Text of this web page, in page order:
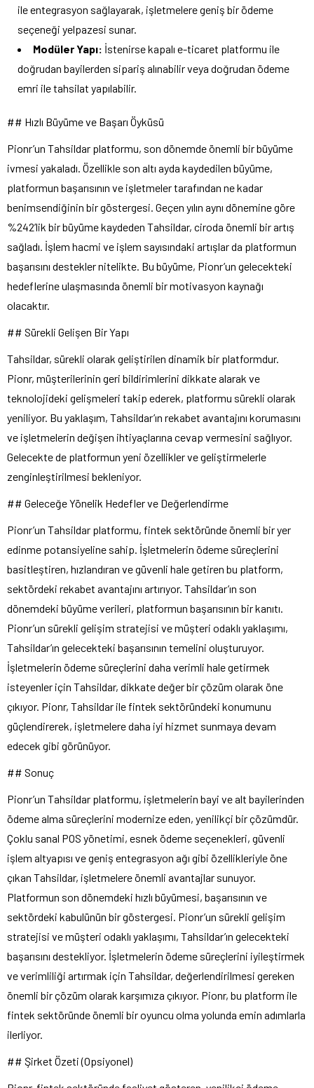
ile entegrasyon sağlayarak, işletmelere geniş bir ödeme
seçeneği yelpazesi sunar.
Modüler Yapı: İstenirse kapalı e-ticaret platformu ile
doğrudan bayilerden sipariş alınabilir veya doğrudan ödeme
emri ile tahsilat yapılabilir.
## Hızlı Büyüme ve Başarı Öyküsü
Pionr’un Tahsildar platformu, son dönemde önemli bir büyüme
ivmesi yakaladı. Özellikle son altı ayda kaydedilen büyüme,
platformun başarısının ve işletmeler tarafından ne kadar
benimsendiğinin bir göstergesi. Geçen yılın aynı dönemine göre
%242’lik bir büyüme kaydeden Tahsildar, ciroda önemli bir artış
sağladı. İşlem hacmi ve işlem sayısındaki artışlar da platformun
başarısını destekler nitelikte. Bu büyüme, Pionr’un gelecekteki
hedeflerine ulaşmasında önemli bir motivasyon kaynağı
olacaktır.
## Sürekli Gelişen Bir Yapı
Tahsildar, sürekli olarak geliştirilen dinamik bir platformdur.
Pionr, müşterilerinin geri bildirimlerini dikkate alarak ve
teknolojideki gelişmeleri takip ederek, platformu sürekli olarak
yeniliyor. Bu yaklaşım, Tahsildar’ın rekabet avantajını korumasını
ve işletmelerin değişen ihtiyaçlarına cevap vermesini sağlıyor.
Gelecekte de platformun yeni özellikler ve geliştirmelerle
zenginleştirilmesi bekleniyor.
## Geleceğe Yönelik Hedefler ve Değerlendirme
Pionr’un Tahsildar platformu, fintek sektöründe önemli bir yer
edinme potansiyeline sahip. İşletmelerin ödeme süreçlerini
basitleştiren, hızlandıran ve güvenli hale getiren bu platform,
sektördeki rekabet avantajını artırıyor. Tahsildar’ın son
dönemdeki büyüme verileri, platformun başarısının bir kanıtı.
Pionr’un sürekli gelişim stratejisi ve müşteri odaklı yaklaşımı,
Tahsildar’ın gelecekteki başarısının temelini oluşturuyor.
İşletmelerin ödeme süreçlerini daha verimli hale getirmek
isteyenler için Tahsildar, dikkate değer bir çözüm olarak öne
çıkıyor. Pionr, Tahsildar ile fintek sektöründeki konumunu
güçlendirerek, işletmelere daha iyi hizmet sunmaya devam
edecek gibi görünüyor.
## Sonuç
Pionr’un Tahsildar platformu, işletmelerin bayi ve alt bayilerinden
ödeme alma süreçlerini modernize eden, yenilikçi bir çözümdür.
Çoklu sanal POS yönetimi, esnek ödeme seçenekleri, güvenli
işlem altyapısı ve geniş entegrasyon ağı gibi özellikleriyle öne
çıkan Tahsildar, işletmelere önemli avantajlar sunuyor.
Platformun son dönemdeki hızlı büyümesi, başarısının ve
sektördeki kabulünün bir göstergesi. Pionr’un sürekli gelişim
stratejisi ve müşteri odaklı yaklaşımı, Tahsildar’ın gelecekteki
başarısını destekliyor. İşletmelerin ödeme süreçlerini iyileştirmek
ve verimliliği artırmak için Tahsildar, değerlendirilmesi gereken
önemli bir çözüm olarak karşımıza çıkıyor. Pionr, bu platform ile
fintek sektöründe önemli bir oyuncu olma yolunda emin adımlarla
ilerliyor.
## Şirket Özeti (Opsiyonel)